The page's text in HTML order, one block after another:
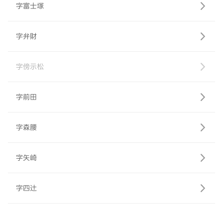
字富士塚
字弁財
字傍示松
字前田
字森腰
字矢崎
字四辻